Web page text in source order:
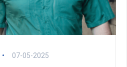
07-05-2025